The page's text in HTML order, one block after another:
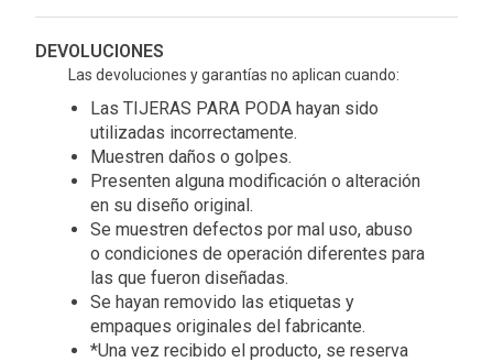
DEVOLUCIONES
Las devoluciones y garantías no aplican cuando:
Las TIJERAS PARA PODA hayan sido
utilizadas incorrectamente.
Muestren daños o golpes.
Presenten alguna modificación o alteración
en su diseño original.
Se muestren defectos por mal uso, abuso
o condiciones de operación diferentes para
las que fueron diseñadas.
Se hayan removido las etiquetas y
empaques originales del fabricante.
*Una vez recibido el producto, se reserva